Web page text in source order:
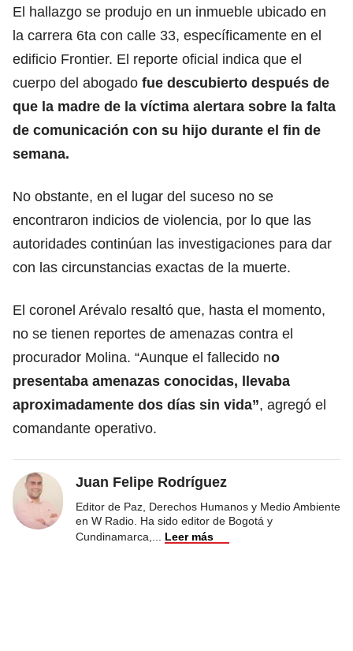
El hallazgo se produjo en un inmueble ubicado en
la carrera 6ta con calle 33, específicamente en el
edificio Frontier. El reporte oficial indica que el
cuerpo del abogado fue descubierto después de
que la madre de la víctima alertara sobre la falta
de comunicación con su hijo durante el fin de
semana.
No obstante, en el lugar del suceso no se
encontraron indicios de violencia, por lo que las
autoridades continúan las investigaciones para dar
con las circunstancias exactas de la muerte.
El coronel Arévalo resaltó que, hasta el momento,
no se tienen reportes de amenazas contra el
procurador Molina. “Aunque el fallecido no
presentaba amenazas conocidas, llevaba
aproximadamente dos días sin vida”, agregó el
comandante operativo.
Juan Felipe Rodríguez
Editor de Paz, Derechos Humanos y Medio Ambiente
en W Radio. Ha sido editor de Bogotá y
Cundinamarca,
Leer más